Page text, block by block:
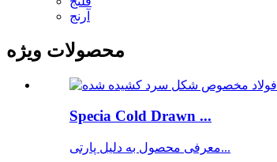
آرنج
محصولات ویژه
Specia Cold Drawn ...
معرفی محصول به دلیل پارتی...